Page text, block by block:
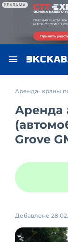
РЕКЛАМА
Аренда краны
Аренда
Grove
Добавлено